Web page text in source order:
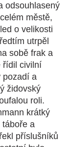
odsouhlasený
městě,
o velikosti
utrpěl
sobě frak a
řídil civilní
pozadí a
židovský
roli.
krátký
táboře a
příslušníků